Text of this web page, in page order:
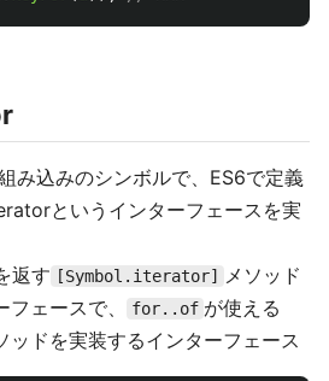
み込みのシンボルで、ES6で定義
というインターフェースを実
返す [Symbol.iterator]
メソッド
ェースで、
for..of が使える
ッドを実装するインターフェース